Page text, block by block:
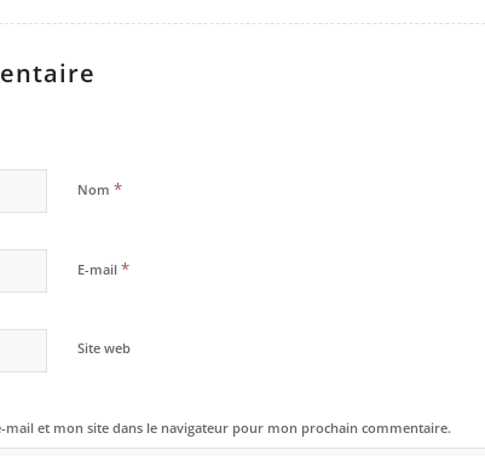
Nom*
E-mail*
Site web
et mon site dans le navigateur pour mon prochain commentaire.